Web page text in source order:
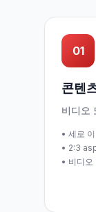
01
콘텐
비디오
• 세로
• 2:3
• 비디오